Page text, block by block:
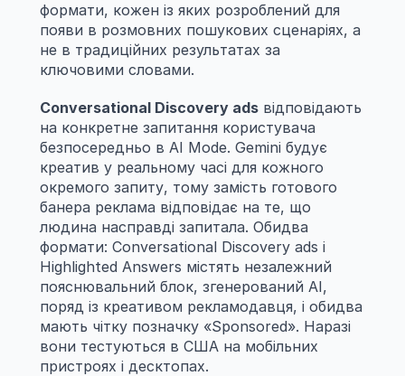
формати, кожен із яких розроблений для
появи в розмовних пошукових сценаріях, а
не в традиційних результатах за
ключовими словами.
Conversational Discovery ads відповідають
на конкретне запитання користувача
безпосередньо в AI Mode. Gemini будує
креатив у реальному часі для кожного
окремого запиту, тому замість готового
банера реклама відповідає на те, що
людина насправді запитала. Обидва
формати: Conversational Discovery ads і
Highlighted Answers містять незалежний
пояснювальний блок, згенерований AI,
поряд із креативом рекламодавця, і обидва
мають чітку позначку «Sponsored». Наразі
вони тестуються в США на мобільних
пристроях і десктопах.